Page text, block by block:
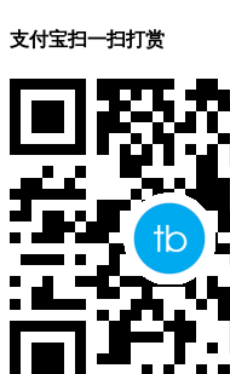
支付宝扫一扫打赏